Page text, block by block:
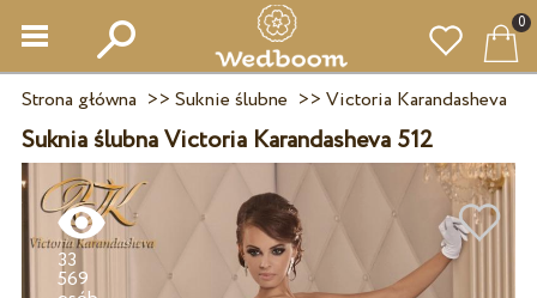
0
Strona główna >> Suknie ślubne >> Victoria Karandasheva
Suknia ślubna Victoria Karandasheva 512
33
569